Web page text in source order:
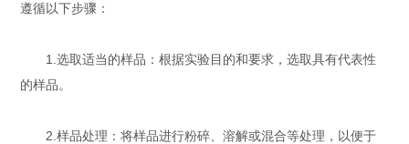
遵循以下步骤：
1.选取适当的样品：根据实验目的和要求，选取具有代表性
的样品。
2.样品处理：将样品进行粉碎、溶解或混合等处理，以便于